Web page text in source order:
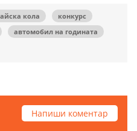
кола
конкурс
автомобил на годината
Напиши коментар